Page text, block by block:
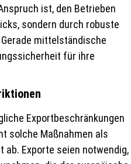
ist, den Betrieben
sondern durch robuste
mittelständische
für ihre
Exportbeschränkungen
solche Maßnahmen als
Exporte seien notwendig,